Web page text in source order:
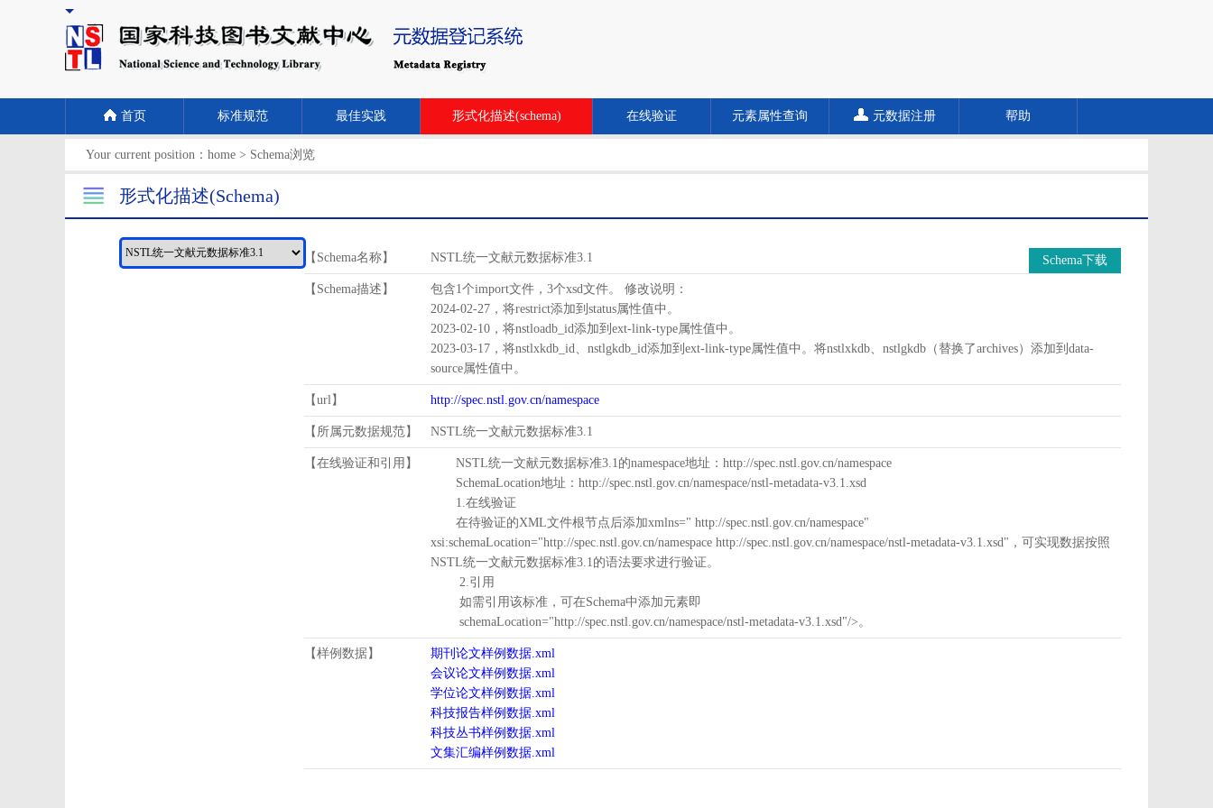
首页 标准规范 最佳实践 形式化描述(schema) 在线验证 元素属性查询 元数据注册 帮助
Your current position： home > Schema浏览
形式化描述(Schema)
【Schema名称】 NSTL统一文献元数据标准3.1 Schema下载
【Schema描述】
包含1个import文件，3个xsd文件。 修改说明：
2024-02-27，将restrict添加到status属性值中。
2023-02-10，将nstloadb_id添加到ext-link-type属性值中。
2023-03-17，将nstlxkdb_id、nstlgkdb_id添加到ext-link-type属性值中。将nstlxkdb、nstlgkdb（替换了archives）添加到data-
source属性值中。
【url】 http://spec.nstl.gov.cn/namespace
【所属元数据规范】 NSTL统一文献元数据标准3.1
【在线验证和引用】
NSTL统一文献元数据标准3.1的namespace地址：http://spec.nstl.gov.cn/namespace
SchemaLocation地址：http://spec.nstl.gov.cn/namespace/nstl-metadata-v3.1.xsd
1.在线验证
在待验证的XML文件根节点后添加xmlns=" http://spec.nstl.gov.cn/namespace"
xsi:schemaLocation="http://spec.nstl.gov.cn/namespace http://spec.nstl.gov.cn/namespace/nstl-metadata-v3.1.xsd"，可实现数据按照
NSTL统一文献元数据标准3.1的语法要求进行验证。
2.引用
如需引用该标准，可在Schema中添加元素即
schemaLocation="http://spec.nstl.gov.cn/namespace/nstl-metadata-v3.1.xsd"/>。
【样例数据】
期刊论文样例数据.xml
会议论文样例数据.xml
学位论文样例数据.xml
科技报告样例数据.xml
科技丛书样例数据.xml
文集汇编样例数据.xml